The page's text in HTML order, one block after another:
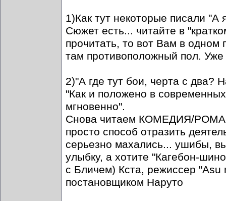
1)Как тут некоторые писали "А
Сюжет есть... читайте в
прочитать, то вот Вам в одном
там противоположный пол.
2)"А где тут бои, черта с два?
"Как и положено в
мгновенно".
Снова читаем КОМЕДИЯ/
просто способ отразить
серьезно махались... ушибы,
улыбку, а хотите "Кагебон-
с Бличем) Кста, режиссер
постановщиком Наруто